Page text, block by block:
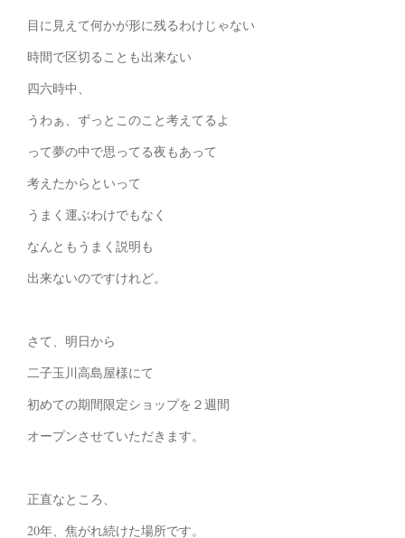
目に見えて何かが形に残るわけじゃない
時間で区切ることも出来ない
四六時中、
うわぁ、ずっとこのこと考えてるよ
って夢の中で思ってる夜もあって
考えたからといって
うまく運ぶわけでもなく
なんともうまく説明も
出来ないのですけれど。
さて、明日から
二子玉川高島屋様にて
初めての期間限定ショップを２週間
オープンさせていただきます。
正直なところ、
20年、焦がれ続けた場所です。